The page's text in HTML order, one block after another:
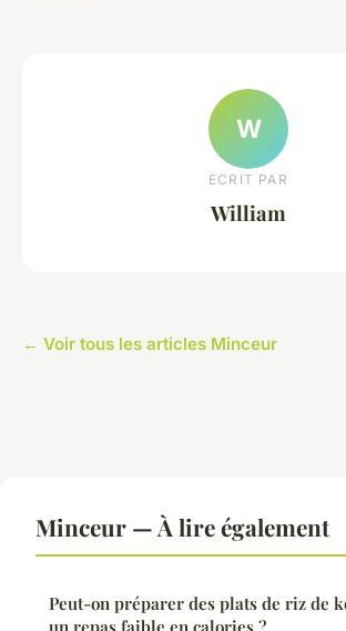
W
ECRIT PAR
William
← Voir tous les articles Minceur
Minceur — À lire également
Peut-on préparer des plats de riz de